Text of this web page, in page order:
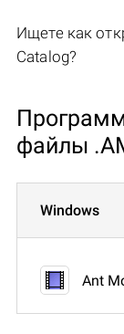
Ищете как
Catalog?
файлы
Windows
Ant